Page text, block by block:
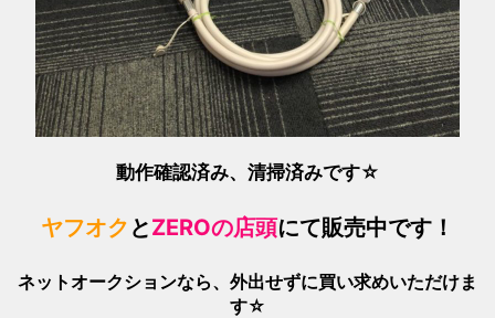
動作確認済み、清掃済みです☆
ヤフオク とZEROの店頭にて販売中です！
ネットオークションなら、外出せずに買い求めいただけま
す☆